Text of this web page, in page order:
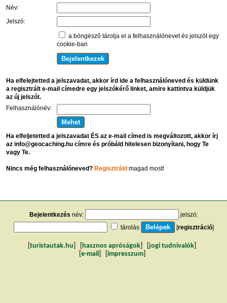
Név:
Jelszó:
a böngésző tárolja el a felhasználónevet és jelszót egy
cookie-ban
Ha elfelejtetted a jelszavadat, akkor írd ide a felhasználóneved és küldünk
a regisztrált e-mail címedre egy jelszókérő linket, amire kattintva küldjük
az új jelszót.
Felhasználónév:
Ha elfeljetetted a jelszavadat ÉS az e-mail címed is megváltozott, akkor írj
az info@geocaching.hu címre és próbáld hitelesen bizonyítani, hogy Te
vagy Te.
Nincs még felhasználóneved? Regisztráldmagad most!
Bejelentkezés név:
jelszó:
tárolás
[regisztráció]
turistautak.hu hasznos apróságok jogi tudnivalók
e-mail impresszum]